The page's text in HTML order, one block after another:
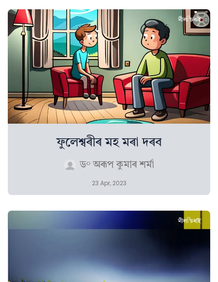
ফুলেশ্বৰীৰ মহ মৰা দৰব
ড° অৰূপ কুমাৰ শৰ্মা
23 Apr, 2023